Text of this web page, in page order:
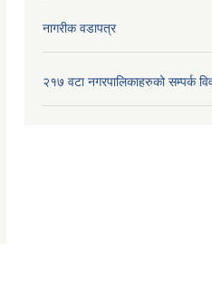
नागरीक वडापत्र
२१७ वटा नगरपालिकाहरुको सम्पर्क